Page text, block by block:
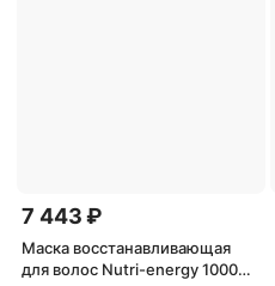
7 443 ₽
Маска восстанавливающая
для волос Nutri-energy 1000